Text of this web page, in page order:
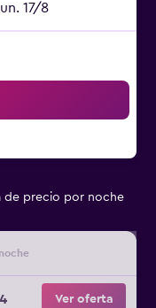
lun. 17/8
de precio por noche
Ver oferta